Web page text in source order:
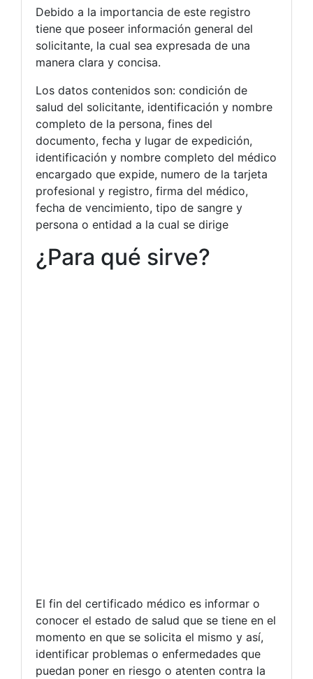
Debido a la importancia de este registro
tiene que poseer información general del
solicitante, la cual sea expresada de una
manera clara y concisa.
Los datos contenidos son: condición de
salud del solicitante, identificación y nombre
completo de la persona, fines del
documento, fecha y lugar de expedición,
identificación y nombre completo del médico
encargado que expide, numero de la tarjeta
profesional y registro, firma del médico,
fecha de vencimiento, tipo de sangre y
persona o entidad a la cual se dirige
¿Para qué sirve?
El fin del certificado médico es informar o
conocer el estado de salud que se tiene en el
momento en que se solicita el mismo y así,
identificar problemas o enfermedades que
puedan poner en riesgo o atenten contra la